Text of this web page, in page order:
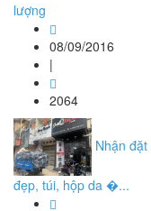
lượng
08/09/2016
|
2064
Nhận
đẹp, túi, hộp da �...